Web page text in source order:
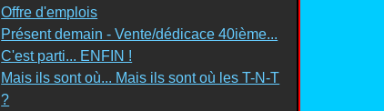
Offre d'emplois
Présent demain - Vente/dédicace 40ième...
C'est parti... ENFIN !
Mais ils sont où... Mais ils sont où les T-N-T
?